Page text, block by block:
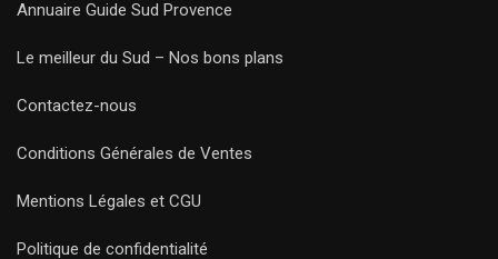
Annuaire Guide Sud Provence
Le meilleur du Sud – Nos bons plans
Contactez-nous
Conditions Générales de Ventes
Mentions Légales et CGU
Politique de confidentialité